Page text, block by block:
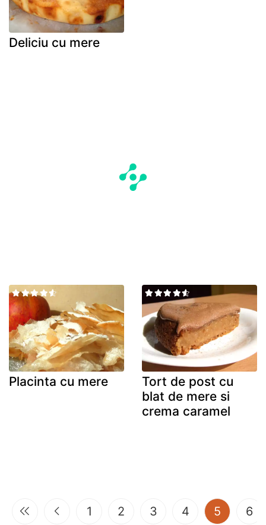
Deliciu cu mere
Placinta cu mere
Tort de post cu
blat de mere si
crema caramel
1 2 3 4 5 6